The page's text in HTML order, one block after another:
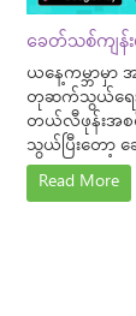
ခေတ်သစ်ကျန်း
ယနေ့ကမ္ဘာမှာ
တုဆက်သွယ်ရေး
တယ်လီဖုန်းအ
သွယ်ပြီးတော့
Read More